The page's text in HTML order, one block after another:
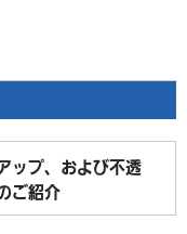
ップ、および不透
ご紹介